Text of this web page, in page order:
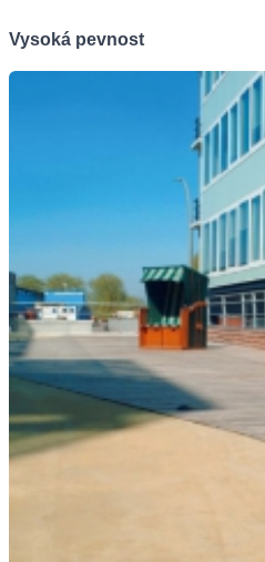
Vysoká pevnost